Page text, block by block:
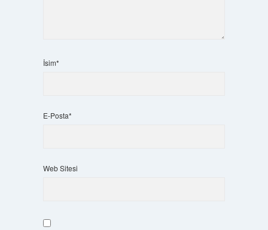
İsim*
E-Posta*
Web Sitesi